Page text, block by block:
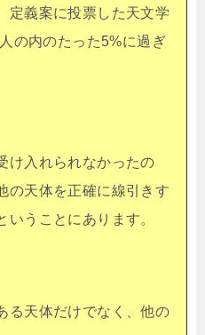
定義案に投票した天文学
の内のたった5%に過ぎ
け入れられなかったの
の天体を正確に線引きす
いうことにあります。
る天体だけでなく、他の